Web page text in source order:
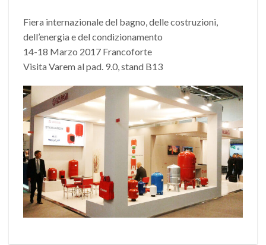
Fiera internazionale del bagno, delle costruzioni,
dell’energia e del condizionamento
14-18 Marzo 2017 Francoforte
Visita Varem al pad. 9.0, stand B13